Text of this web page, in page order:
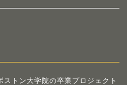
ストン大学院の卒業プロジェクト